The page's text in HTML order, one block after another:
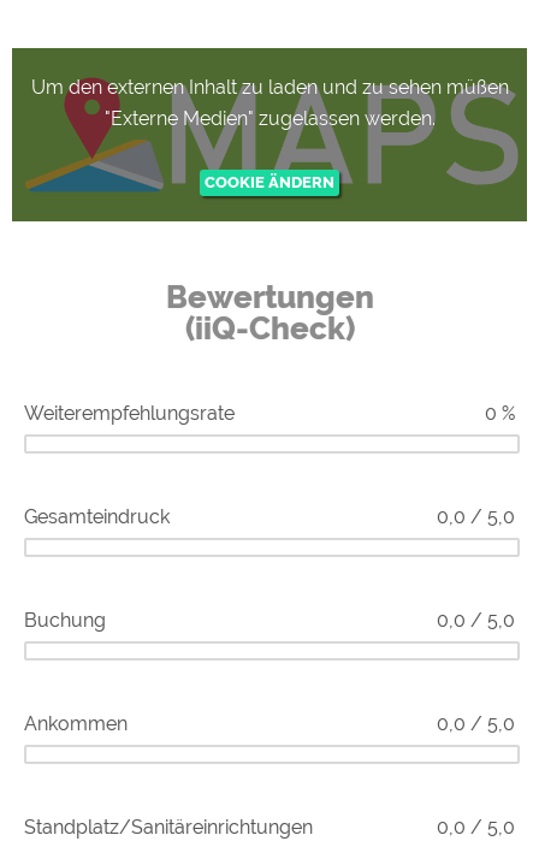
Um den externen Inhalt zu laden und zu sehen müßen
"Externe Medien" zugelassen werden.
Bewertungen
(iiQ-Check)
Weiterempfehlungsrate 0 %
Gesamteindruck 0,0 / 5,0
Buchung 0,0 / 5,0
Ankommen 0,0 / 5,0
Standplatz/Sanitäreinrichtungen 0,0 / 5,0